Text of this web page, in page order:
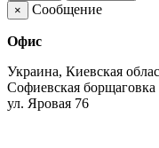
×
Сообщение
Офис
Украина, Киевская
Софиевская борщаговка
ул. Яровая 76